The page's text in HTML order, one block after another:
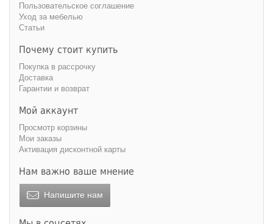
Пользовательское соглашение
Уход за мебелью
Статьи
Почему стоит купить
Покупка в рассрочку
Доставка
Гарантии и возврат
Мой аккаунт
Просмотр корзины
Мои заказы
Активация дисконтной карты
Нам важно ваше мнение
Напишите нам